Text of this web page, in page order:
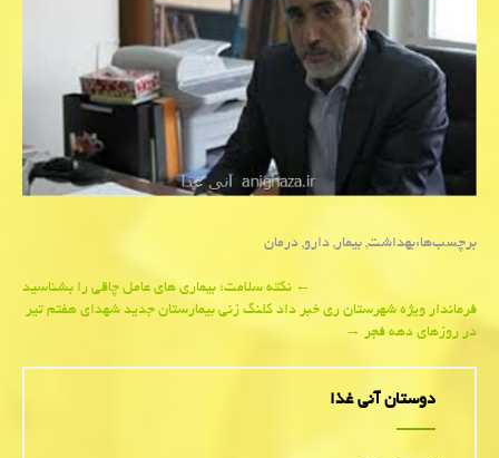
برچسب‌ها:بهداشت,بیمار,دارو,درمان
navigation
←نكته سلامت؛ بیماری های عامل چاقی را بشناسید
فرماندار ویژه شهرستان ری خبر داد كلنگ زنی بیمارستان جدید شهدای هفتم تیر
در روزهای دهه فجر→
دوستان آنی غذا